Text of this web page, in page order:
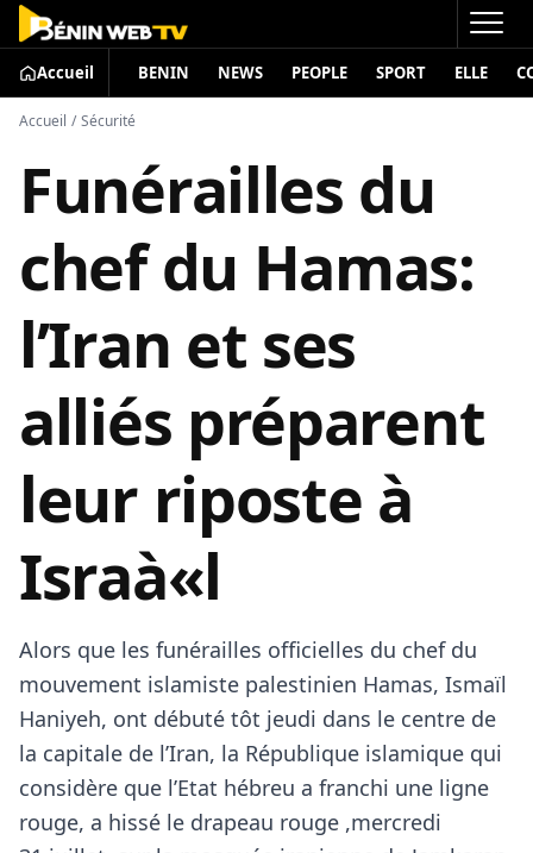
Accueil BENIN NEWS PEOPLE SPORT ELLE
Accueil / Sécurité
Funérailles du
chef du Hamas:
l’Iran et ses
alliés préparent
leur riposte à
Israà«l
Alors que les funérailles officielles du chef du
mouvement islamiste palestinien Hamas, Ismaïl
Haniyeh, ont débuté tôt jeudi dans le centre de
la capitale de l’Iran, la République islamique qui
considère que l’Etat hébreu a franchi une ligne
rouge, a hissé le drapeau rouge ,mercredi